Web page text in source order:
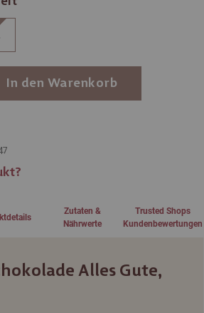
In den Warenkorb
Alles Gute,
Zutaten &
Nährwerte
Trusted Shops
Kundenbewertungen